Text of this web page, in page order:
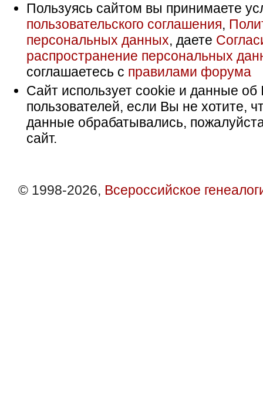
Пользуясь сайтом вы принимаете
пользовательского соглашения,
персональных данных, даете
распространение персональных
соглашаетесь с правилами форума
Сайт использует cookie и данные об
пользователей, если Вы не хотите,
данные обрабатывались,
сайт.
© 1998-2026, Всероссийское